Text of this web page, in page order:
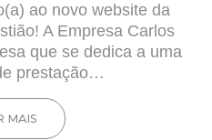
ao novo website da
A Empresa Carlos
que se dedica a uma
prestação…
MAIS